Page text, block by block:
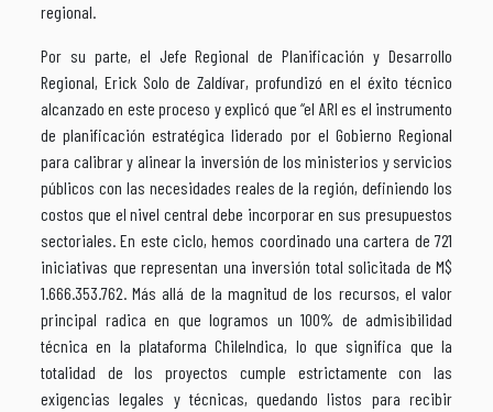
regional.
Por su parte, el Jefe Regional de Planificación y Desarrollo
Regional, Erick Solo de Zaldívar, profundizó en el éxito técnico
alcanzado en este proceso y explicó que “el ARI es el instrumento
de planificación estratégica liderado por el Gobierno Regional
para calibrar y alinear la inversión de los ministerios y servicios
públicos con las necesidades reales de la región, definiendo los
costos que el nivel central debe incorporar en sus presupuestos
sectoriales. En este ciclo, hemos coordinado una cartera de 721
iniciativas que representan una inversión total solicitada de M$
1.666.353.762. Más allá de la magnitud de los recursos, el valor
principal radica en que logramos un 100% de admisibilidad
técnica en la plataforma ChileIndica, lo que significa que la
totalidad de los proyectos cumple estrictamente con las
exigencias legales y técnicas, quedando listos para recibir